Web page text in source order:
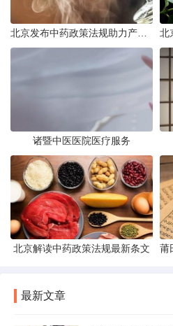
诸暨中医医院医疗服务
北京解读中药政策法规最新条文
最新文章